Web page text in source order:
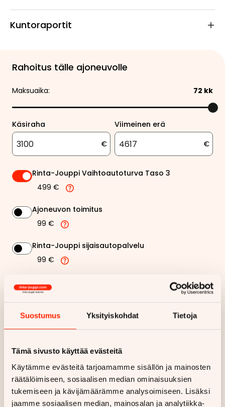
Suostumus Yksityiskohdat Tietoja
Tämä sivusto käyttää evästeitä
Käytämme evästeitä tarjoamamme sisällön ja mainosten
räätälöimiseen, sosiaalisen median ominaisuuksien
tukemiseen ja kävijämäärämme analysoimiseen. Lisäksi
jaamme sosiaalisen median, mainosalan ja analytiikka-
Kuntoraportit
Rahoitus tälle ajoneuvolle
Maksuaika: 72 kk
Käsiraha
€
Viimeinen erä
€
Rinta-Jouppi Vaihtoautoturva Taso 3
499 €
Ajoneuvon toimitus
99 €
Rinta-Jouppi sijaisautopalvelu
99 €
217,23 €
Näytähintaerittely
Haluan myös tarjouksen vakuutuksesta
Hae rahoitustarjous
Rahoituslaskelma on suuntaa antava ja edellyttää hyväksytyn
luottopäätöksen ja kaskovakuutuksen.